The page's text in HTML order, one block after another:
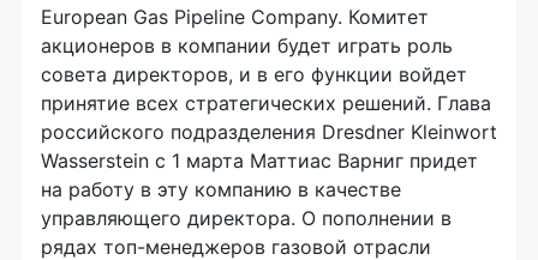
European Gas Pipeline Company. Комитет
акционеров в компании будет играть роль
совета директоров, и в его функции войдет
принятие всех стратегических решений. Глава
российского подразделения Dresdner Kleinwort
Wasserstein с 1 марта Маттиас Варниг придет
на работу в эту компанию в качестве
управляющего директора. О пополнении в
рядах топ-менеджеров газовой отрасли